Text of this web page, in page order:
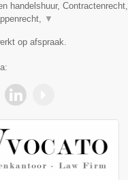
handelshuur, Contractenrecht,
▼
op afspraak.